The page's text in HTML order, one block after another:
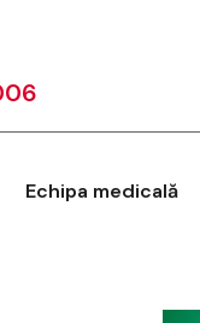
Echipa medicală